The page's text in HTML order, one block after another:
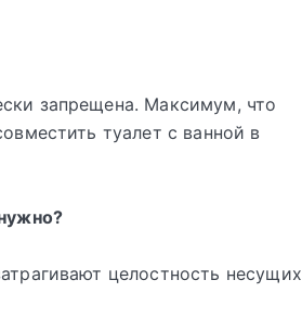
запрещена. Максимум, что
туалет с ванной в
целостность несущих